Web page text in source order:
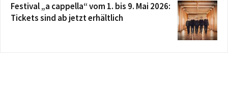
Festival „a cappella“ vom 1. bis 9. Mai 2026:
Tickets sind ab jetzt erhältlich